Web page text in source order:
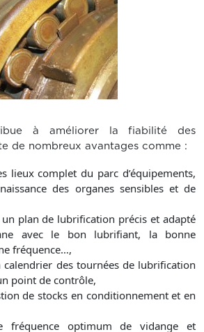
à améliorer la fiabilité des
de nombreux avantages comme :
lieux complet du parc d’équipements,
des organes sensibles et de
plan de lubrification précis et adapté
avec le bon lubrifiant, la bonne
fréquence…,
des tournées de lubrification
point de contrôle,
de stocks en conditionnement et en
fréquence optimum de vidange et